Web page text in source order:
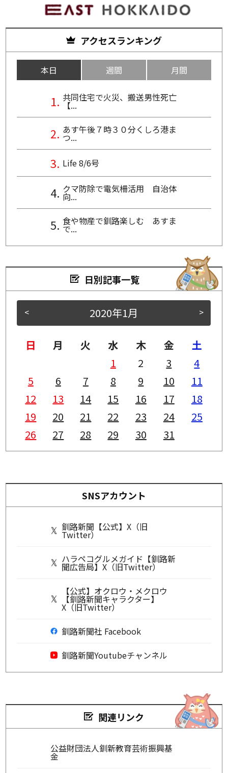
アクセスランキング
本日 週間 月間
共同住宅で火災、搬送男性死亡
【...
あす午後７時３０分くしろ港ま
つ...
Life 8/6号
クマ防除で電気柵活用 自治体
向...
食や物産で釧路楽しむ あすま
で...
日別記事一覧
< >
2020年1月
日 月 火 水 木 金
土
1
2 3
4
5
6 7 8 9 10
11
12
13 14 15 16 17
18
19
20 21 22 23 24
25
26
27 28 29 30 31
SNSアカウント
釧路新聞【公式】X（旧
Twitter）
ハラペコグルメガイド【釧路新
聞広告局】X（旧Twitter）
【公式】オクロウ・メクロウ
【釧路新聞キャラクター】
X（旧Twitter）
釧路新聞社 Facebook
釧路新聞Youtubeチャンネル
関連リンク
公益財団法人釧新教育芸術振興基
金